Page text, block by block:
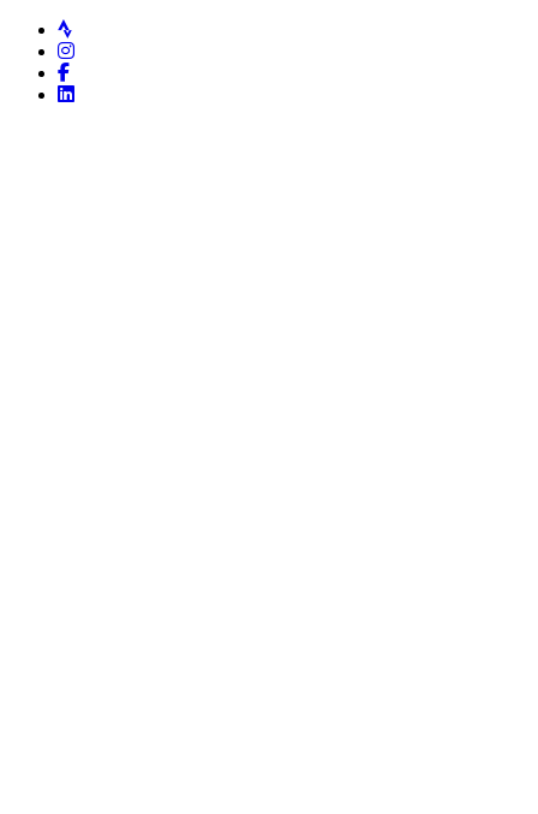
Strava
Instagram
Facebook
LinkedIn